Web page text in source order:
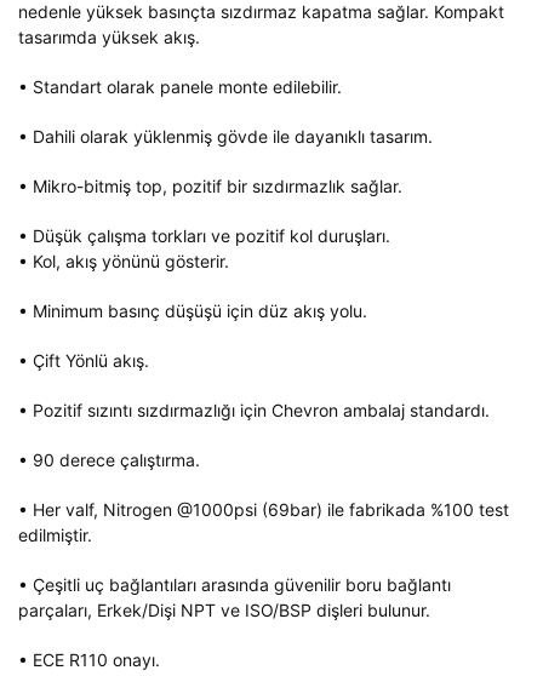
nedenle yüksek basınçta sızdırmaz kapatma sağlar. Kompakt
tasarımda yüksek akış.
• Standart olarak panele monte edilebilir.
• Dahili olarak yüklenmiş gövde ile dayanıklı tasarım.
• Mikro-bitmiş top, pozitif bir sızdırmazlık sağlar.
• Düşük çalışma torkları ve pozitif kol duruşları.
• Kol, akış yönünü gösterir.
• Minimum basınç düşüşü için düz akış yolu.
• Çift Yönlü akış.
• Pozitif sızıntı sızdırmazlığı için Chevron ambalaj standardı.
• 90 derece çalıştırma.
• Her valf, Nitrogen @1000psi (69bar) ile fabrikada %100 test
edilmiştir.
• Çeşitli uç bağlantıları arasında güvenilir boru bağlantı
parçaları, Erkek/Dişi NPT ve ISO/BSP dişleri bulunur.
• ECE R110 onayı.